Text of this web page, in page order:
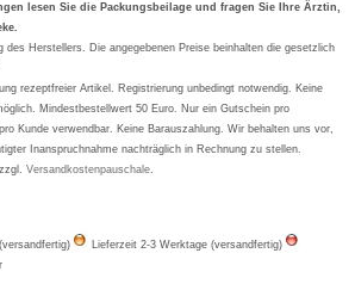
lesen Sie die Packungsbeilage und fragen Sie Ihre Ärztin,
des Herstellers. Die angegebenen Preise beinhalten die gesetzlich
rezeptfreier Artikel. Registrierung unbedingt notwendig. Keine
Mindestbestellwert 50 Euro. Nur ein Gutschein pro
Kunde verwendbar. Keine Barauszahlung. Wir behalten uns vor,
Inanspruchnahme nachträglich in Rechnung zu stellen.
zzgl.Versandkostenpauschale.
Lieferzeit 2-3 Werktage (versandfertig)